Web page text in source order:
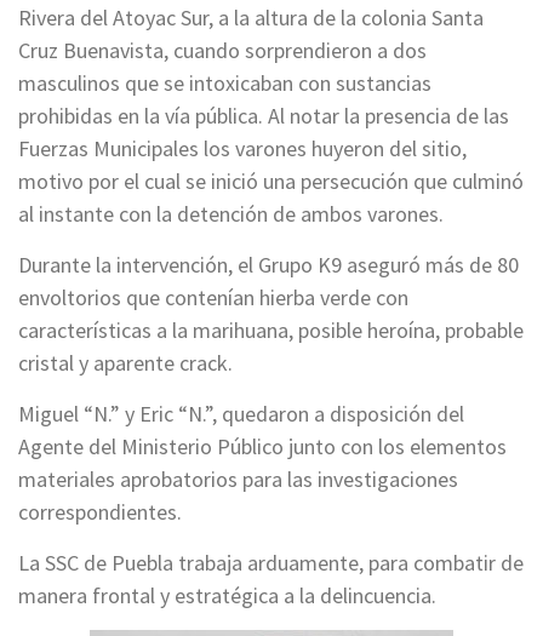
Rivera del Atoyac Sur, a la altura de la colonia Santa
Cruz Buenavista, cuando sorprendieron a dos
masculinos que se intoxicaban con sustancias
prohibidas en la vía pública. Al notar la presencia de las
Fuerzas Municipales los varones huyeron del sitio,
motivo por el cual se inició una persecución que culminó
al instante con la detención de ambos varones.
Durante la intervención, el Grupo K9 aseguró más de 80
envoltorios que contenían hierba verde con
características a la marihuana, posible heroína, probable
cristal y aparente crack.
Miguel “N.” y Eric “N.”, quedaron a disposición del
Agente del Ministerio Público junto con los elementos
materiales aprobatorios para las investigaciones
correspondientes.
La SSC de Puebla trabaja arduamente, para combatir de
manera frontal y estratégica a la delincuencia.